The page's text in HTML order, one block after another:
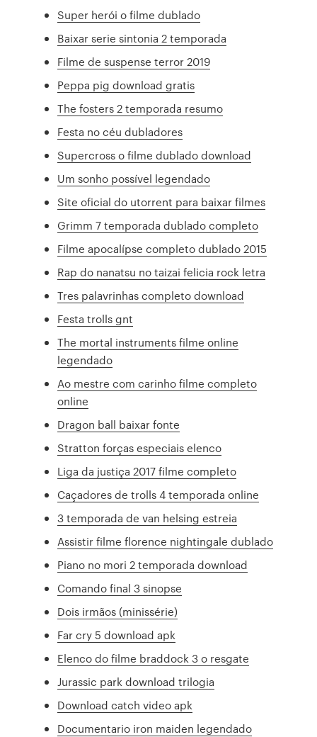
Super herói o filme dublado
Baixar serie sintonia 2 temporada
Filme de suspense terror 2019
Peppa pig download gratis
The fosters 2 temporada resumo
Festa no céu dubladores
Supercross o filme dublado download
Um sonho possível legendado
Site oficial do utorrent para baixar filmes
Grimm 7 temporada dublado completo
Filme apocalípse completo dublado 2015
Rap do nanatsu no taizai felicia rock letra
Tres palavrinhas completo download
Festa trolls gnt
The mortal instruments filme online
legendado
Ao mestre com carinho filme completo
online
Dragon ball baixar fonte
Stratton forças especiais elenco
Liga da justiça 2017 filme completo
Caçadores de trolls 4 temporada online
3 temporada de van helsing estreia
Assistir filme florence nightingale dublado
Piano no mori 2 temporada download
Comando final 3 sinopse
Dois irmãos (minissérie)
Far cry 5 download apk
Elenco do filme braddock 3 o resgate
Jurassic park download trilogia
Download catch video apk
Documentario iron maiden legendado